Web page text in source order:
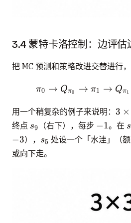
3.4 蒙特卡洛控制：边评估
把 MC 预测和策略改进交替进行
π0 → Qπ0 → π1 → Qπ1
用一个稍复杂的例子来说明： 3
3
3 ×
终点 s_9
s9 （右下），每步 -1
−1。在 s
−3）， s_5
s5 处设一个「水洼」（
或向下走。